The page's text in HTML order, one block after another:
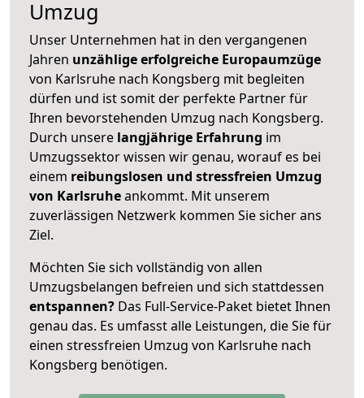
Umzug
Unser Unternehmen hat in den vergangenen
Jahren unzählige erfolgreiche Europaumzüge
von Karlsruhe nach Kongsberg mit begleiten
dürfen und ist somit der perfekte Partner für
Ihren bevorstehenden Umzug nach Kongsberg.
Durch unsere langjährige Erfahrung im
Umzugssektor wissen wir genau, worauf es bei
einem reibungslosen und stressfreien Umzug
von Karlsruheankommt. Mit unserem
zuverlässigen Netzwerk kommen Sie sicher ans
Ziel.
Möchten Sie sich vollständig von allen
Umzugsbelangen befreien und sich stattdessen
entspannen? Das Full-Service-Paket bietet Ihnen
genau das. Es umfasst alle Leistungen, die Sie für
einen stressfreien Umzug von Karlsruhe nach
Kongsberg benötigen.